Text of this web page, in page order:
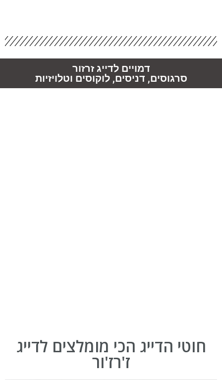
דמויים לדייג זרזור
סרגוסים, דניסים, לוקוסים וטלויזיות
חוטי הדייג הכי מומלצים לדייג
ז'רז'ור